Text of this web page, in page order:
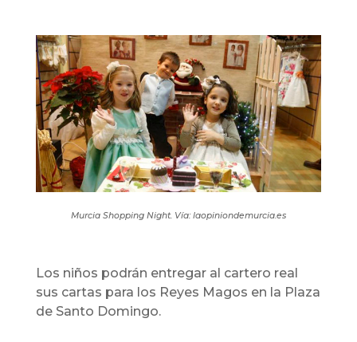
Murcia Shopping Night. Vía: laopiniondemurcia.es
Los niños podrán entregar al cartero real
sus cartas para los Reyes Magos en la Plaza
de Santo Domingo.